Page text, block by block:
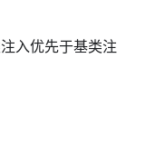
入优先于基类注